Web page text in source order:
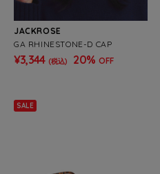
JACKROSE
GA RHINESTONE-D CAP
¥3,344 (税込) 20% OFF
SALE